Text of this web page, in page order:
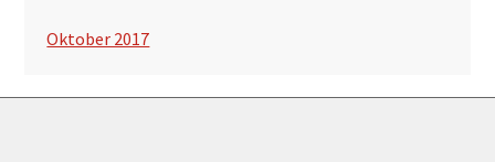
Oktober 2017